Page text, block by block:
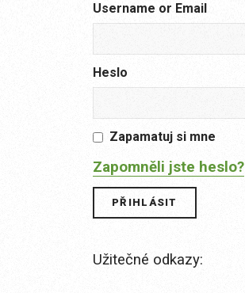
Username or Email
Heslo
Zapamatuj si mne
Zapomněli jste heslo?
Užitečné odkazy: